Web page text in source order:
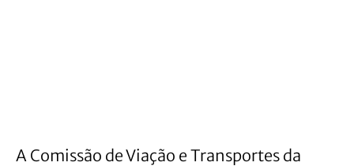
A Comissão de Viação e Transportes da